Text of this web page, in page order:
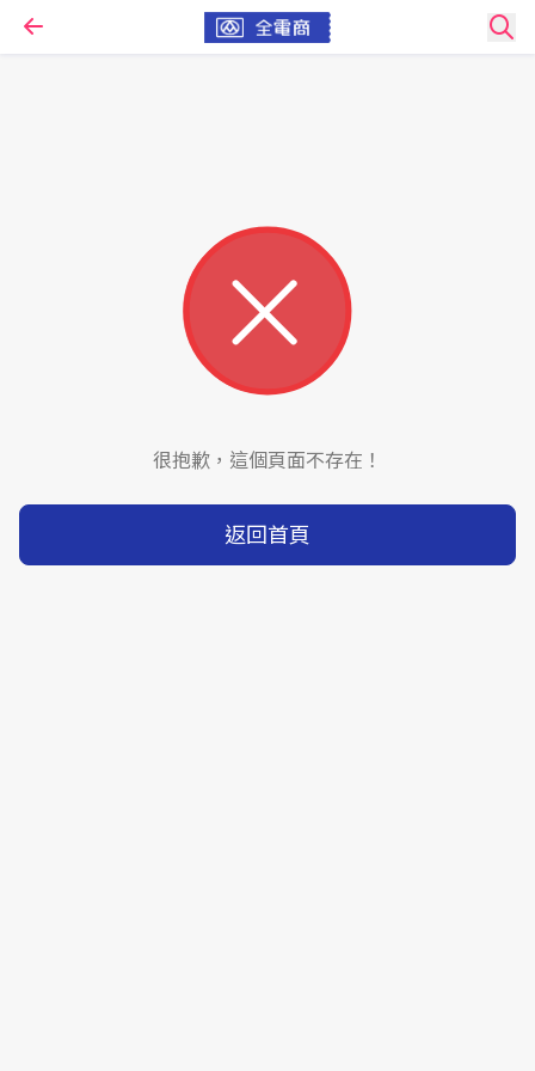
很抱歉，這個頁面不存在！
返回首頁